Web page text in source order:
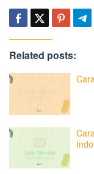
Related posts: